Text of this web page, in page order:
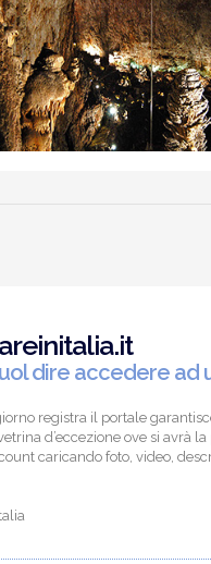
dire accedere ad
registra il portale
d’eccezione ove si avrà la
caricando foto, video,